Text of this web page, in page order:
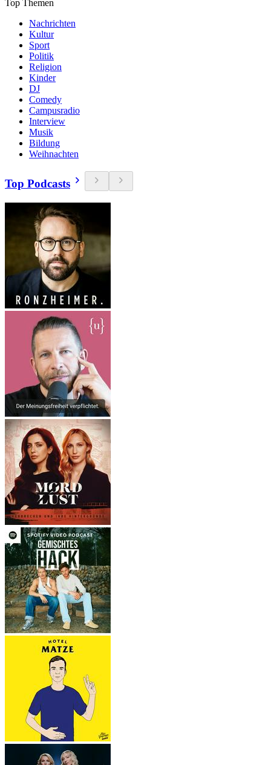
Top Themen
Nachrichten
Kultur
Sport
Politik
Religion
Kinder
DJ
Comedy
Campusradio
Interview
Musik
Bildung
Weihnachten
Top Podcasts